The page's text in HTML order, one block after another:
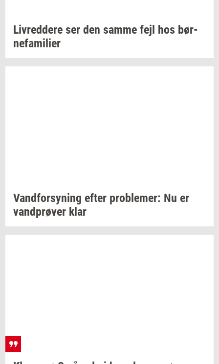
Liv­red­dere ser den samme fejl hos bør­
ne­fa­mi­li­er
Vand­for­sy­ning efter pro­ble­mer: Nu er
vand­prø­ver klar